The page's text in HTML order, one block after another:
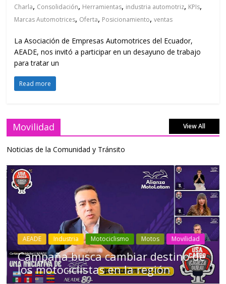
Charla, Consolidación, Herramientas, industria automotriz, KPIs,
Marcas Automotrices, Oferta, Posicionamiento,ventas
La Asociación de Empresas Automotrices del Ecuador,
AEADE, nos invitó a participar en un desayuno de trabajo
para tratar un
Read more
Movilidad View All
Noticias de la Comunidad y Tránsito
Industria Movilidad Transporte Varios
Choferes profesionales mantienen a
Ecuador en movimiento